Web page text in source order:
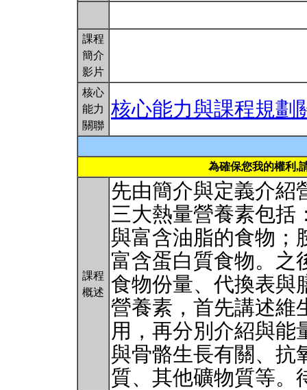
課程
簡介
影片
核心
能力
關聯
核心能力與課程規劃
為確保您我的權利,
課程
概述
先由簡介與定義介紹
三大熱量營養素包括
與富含油脂的食物；
富含蛋白質食物。之
食物份量、代換表與
營養素，首先講述維
用，再分別介紹與能
與骨骼生長有關、抗
質、其他礦物質等。